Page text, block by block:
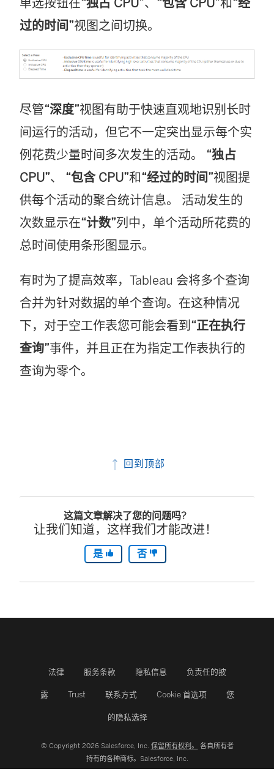
单选按钮在“独占 CPU”、 “包含 CPU”和“经
过的时间”视图之间切换。
尽管“深度”视图有助于快速直观地识别长时
间运行的活动，但它不一定突出显示每个实
例花费少量时间多次发生的活动。 “独占
CPU”、 “包含 CPU”和“经过的时间”视图提
供每个活动的聚合统计信息。 活动发生的
次数显示在“计数”列中，单个活动所花费的
总时间使用条形图显示。
有时为了提高效率，Tableau 会将多个查询
合并为针对数据的单个查询。在这种情况
下，对于空工作表您可能会看到“正在执行
查询”事件，并且正在为指定工作表执行的
查询为零个。
回到顶部
这篇文章解决了您的问题吗?
让我们知道，这样我们才能改进！
是 否
法律 服务条款 隐私信息 负责任的披
露 Trust 联系方式 Cookie 首选项 您
的隐私选择
© Copyright 2026 Salesforce, Inc. 保留所有权利。
各自所有者
持有的各种商标。Salesforce, Inc.